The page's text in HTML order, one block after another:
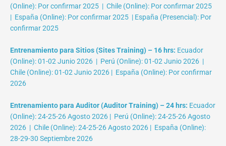
(Online): Por confirmar 2025 | Chile (Online): Por confirmar 2025
| España (Online): Por confirmar 2025 | España (Presencial): Por
confirmar 2025
Entrenamiento para Sitios (Sites Training) – 16 hrs: Ecuador
(Online): 01-02 Junio 2026 | Perú (Online): 01-02 Junio 2026 |
Chile (Online): 01-02 Junio 2026 | España (Online): Por confirmar
2026
Entrenamiento para Auditor (Auditor Training) – 24 hrs: Ecuador
(Online): 24-25-26 Agosto 2026 | Perú (Online): 24-25-26 Agosto
2026 | Chile (Online): 24-25-26 Agosto 2026 | España (Online):
28-29-30 Septiembre 2026